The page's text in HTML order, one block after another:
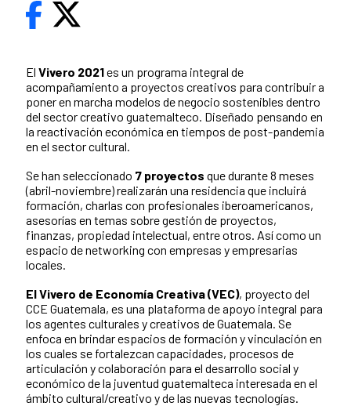
El Vivero 2021es un programa integral de
acompañamiento a proyectos creativos para contribuir a
poner en marcha modelos de negocio sostenibles dentro
del sector creativo guatemalteco. Diseñado pensando en
la reactivación económica en tiempos de post-pandemia
en el sector cultural.
Se han seleccionado 7 proyectos que durante 8 meses
(abril-noviembre) realizarán una residencia que incluirá
formación, charlas con profesionales iberoamericanos,
asesorías en temas sobre gestión de proyectos,
finanzas, propiedad intelectual, entre otros. Así como un
espacio de networking con empresas y empresarias
locales.
El Vivero de Economía Creativa (VEC), proyecto del
CCE Guatemala, es una plataforma de apoyo integral para
los agentes culturales y creativos de Guatemala. Se
enfoca en brindar espacios de formación y vinculación en
los cuales se fortalezcan capacidades, procesos de
articulación y colaboración para el desarrollo social y
económico de la juventud guatemalteca interesada en el
ámbito cultural/creativo y de las nuevas tecnologías.